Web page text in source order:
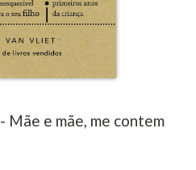
Mãe e mãe, me contem